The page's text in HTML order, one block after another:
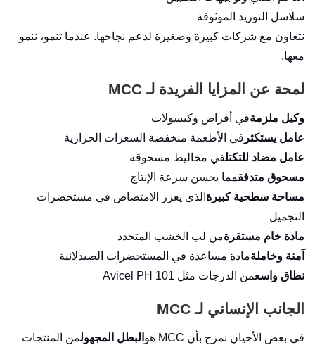
سلاسل التوريد الموثوقة
نتعاون مع شركات كبيرة وصغيرة لدعم نجاحها. عندما تنمو، ننمو
معها.
لمحة عن المزايا الفريدة لـ MCC
وكيل ملزمةفي أقراص وكبسولات
عامل يستكثر في الأطعمة منخفضة السعرات الحرارية
عامل مضاد للتكتلفي مخاليط مسحوقة
مسحوق متدفقمما يحسن سرعة الإنتاج
مساحة سطحية كبيرة الذي يعزز الامتصاص في مستحضرات
التجميل
مادة خام مستقرةمن لب الخشب المتجدد
آمنة وخاملةمادة مساعدة في المستحضرات الصيدلانية
نطاق واسعمن الدرجات مثل Avicel PH 101
الجانب الإنساني لـ MCC
في بعض الأحيان نمزح بأن MCC هو البطل المجهولمن المنتجات